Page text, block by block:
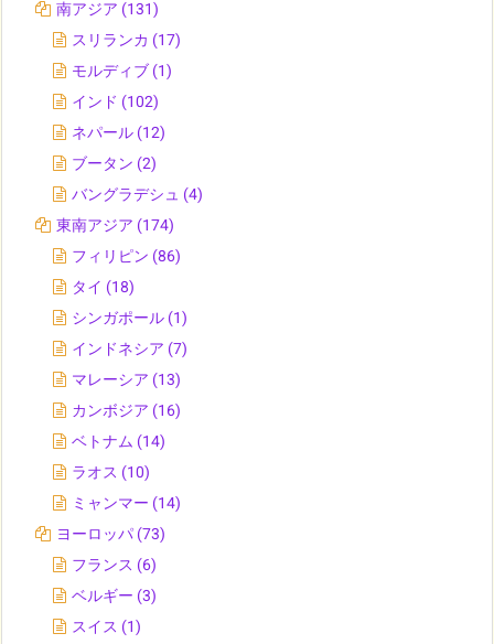
南アジア (131)
スリランカ (17)
モルディブ (1)
インド (102)
ネパール (12)
ブータン (2)
バングラデシュ (4)
東南アジア (174)
フィリピン (86)
タイ (18)
シンガポール (1)
インドネシア (7)
マレーシア (13)
カンボジア (16)
ベトナム (14)
ラオス (10)
ミャンマー (14)
ヨーロッパ (73)
フランス (6)
ベルギー (3)
スイス (1)